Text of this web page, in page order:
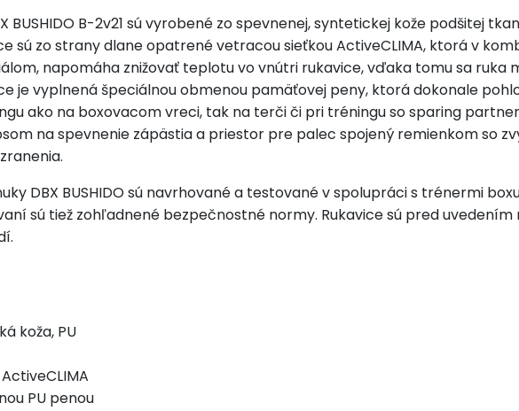
BUSHIDO B-2v21 sú vyrobené zo spevnenej, syntetickej kože podšitej
sú zo strany dlane opatrené vetracou sieťkou ActiveCLIMA, ktorá v
napomáha znižovať teplotu vo vnútri rukavice, vďaka tomu sa ruka
je vyplnená špeciálnou obmenou pamäťovej peny, ktorá dokonale
ako na boxovacom vreci, tak na terči či pri tréningu so sparing
na spevnenie zápästia a priestor pre palec spojený remienkom so
DBX BUSHIDO sú navrhované a testované v spolupráci s trénermi
sú tiež zohľadnené bezpečnostné normy. Rukavice sú pred
koža, PU
PU penou